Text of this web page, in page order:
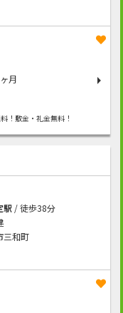
月
！敷金・礼金無料！
駅/ 徒歩38分
三和町